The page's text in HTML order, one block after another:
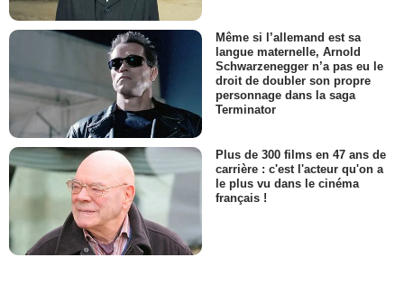
Même si l’allemand est sa
langue maternelle, Arnold
Schwarzenegger n’a pas eu le
droit de doubler son propre
personnage dans la saga
Terminator
Plus de 300 films en 47 ans de
carrière : c'est l'acteur qu'on a
le plus vu dans le cinéma
français !